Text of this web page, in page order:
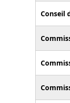
Conseil